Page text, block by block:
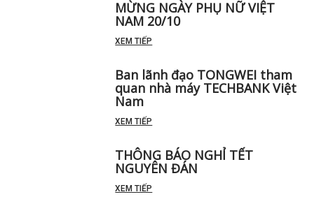
MỪNG NGÀY PHỤ NỮ VIỆT
NAM 20/10
XEM TIẾP
Ban lãnh đạo TONGWEI tham
quan nhà máy TECHBANK Việt
Nam
XEM TIẾP
THÔNG BÁO NGHỈ TẾT
NGUYÊN ĐÁN
XEM TIẾP